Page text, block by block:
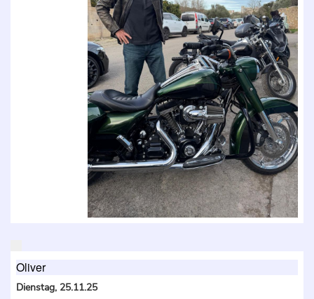
Oliver
Dienstag, 25.11.25